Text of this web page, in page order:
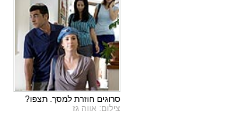
סרוגים חוזרת למסך. תצפו?
צילום: אווה גז